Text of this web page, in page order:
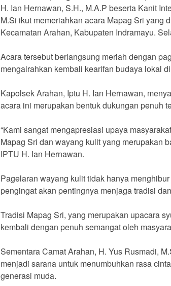
H. Ian Hernawan, S.H., M.A.P beserta Kanit
M.Si ikut memeriahkan acara Mapag Sri yang
Kecamatan Arahan, Kabupaten Indramayu.
Acara tersebut berlangsung meriah dengan
mengairahkan kembali kearifan budaya lokal
Kapolsek Arahan, Iptu H. Ian Hernawan,
acara ini merupakan bentuk dukungan penuh
“Kami sangat mengapresiasi upaya
Mapag Sri dan wayang kulit yang merupakan
IPTU H. Ian Hernawan.
Pagelaran wayang kulit tidak hanya
pengingat akan pentingnya menjaga tradisi
Tradisi Mapag Sri, yang merupakan upacara
kembali dengan penuh semangat oleh
Sementara Camat Arahan, H. Yus Rusmadi,
menjadi sarana untuk menumbuhkan rasa
generasi muda.